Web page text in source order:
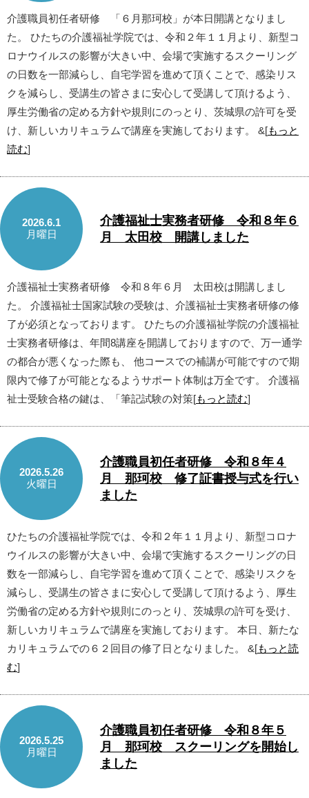
介護職員初任者研修 「６月那珂校」が本日開講となりまし
た。 ひたちの介護福祉学院では、令和２年１１月より、新型コ
ロナウイルスの影響が大きい中、会場で実施するスクーリング
の日数を一部減らし、自宅学習を進めて頂くことで、感染リス
クを減らし、受講生の皆さまに安心して受講して頂けるよう、
厚生労働省の定める方針や規則にのっとり、茨城県の許可を受
け、新しいカリキュラムで講座を実施しております。 &[もっと
読む]
2026.6.1
月曜日
介護福祉士実務者研修 令和８年６
月 太田校 開講しました
介護福祉士実務者研修 令和８年６月 太田校は開講しまし
た。 介護福祉士国家試験の受験は、介護福祉士実務者研修の修
了が必須となっております。 ひたちの介護福祉学院の介護福祉
士実務者研修は、年間8講座を開講しておりますので、万一通学
の都合が悪くなった際も、 他コースでの補講が可能ですので期
限内で修了が可能となるようサポート体制は万全です。 介護福
祉士受験合格の鍵は、「筆記試験の対策[もっと読む]
2026.5.26
火曜日
介護職員初任者研修 令和８年４
月 那珂校 修了証書授与式を行い
ました
ひたちの介護福祉学院では、令和２年１１月より、新型コロナ
ウイルスの影響が大きい中、会場で実施するスクーリングの日
数を一部減らし、自宅学習を進めて頂くことで、感染リスクを
減らし、受講生の皆さまに安心して受講して頂けるよう、厚生
労働省の定める方針や規則にのっとり、茨城県の許可を受け、
新しいカリキュラムで講座を実施しております。 本日、新たな
カリキュラムでの６２回目の修了日となりました。 &[もっと読
む]
2026.5.25
月曜日
介護職員初任者研修 令和８年５
月 那珂校 スクーリングを開始し
ました